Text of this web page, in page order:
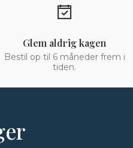
Glem aldrig kagen
Bestil op til 6 måneder frem i
tiden.